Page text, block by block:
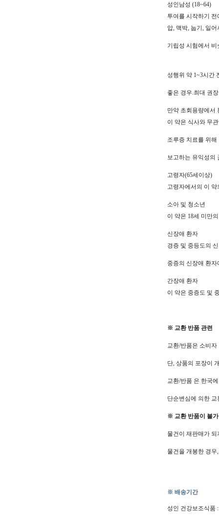
성인남성 (18~64)
투여를 시작하기 전
압, 맥박, 눕기, 일
기립성 시험에서
성행위 약 1~3시간
좋은 경우.최대 권
만약 초회용량에서
이 약은 식사와 무
조루증 치료를 위
보고하는 유익성의
고령자(65세이상)
고령자에서의 이
소아 및 청소년
이 약은 18세 미만
신장애 환자
경증 및 중등도의
중증의 신장애 환
간장애 환자
이 약은 중증도 및
※ 교환 반품 관련
교환/반품은 소비
단, 상품의 포장이
교환/반품 은 한국
단순변심에 의한
※ 교환 반품이 불
물건이 재판매가
물건을 개봉한 경
※ 배송기간
성인 건강보조식품